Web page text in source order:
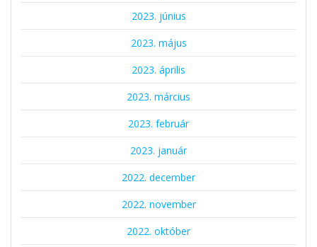
2023. június
2023. május
2023. április
2023. március
2023. február
2023. január
2022. december
2022. november
2022. október